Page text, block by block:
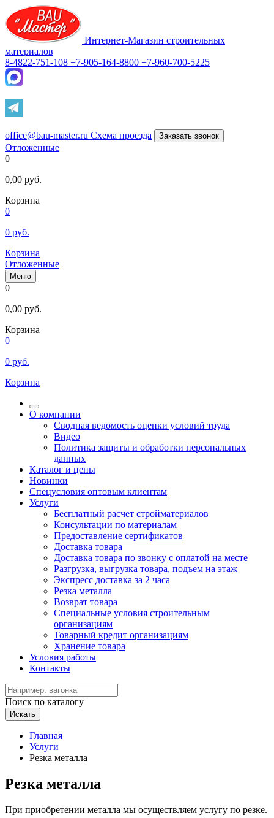
Интернет-Магазин строительных
материалов
8-4822-751-108 +7-905-164-8800 +7-960-700-5225
office@bau-master.ru Схема проезда Заказать звонок
Отложенные
0
0,00 руб.
Корзина
0
0 руб.
Корзина
Отложенные
Меню
0
0,00 руб.
Корзина
0
0 руб.
Корзина
О компании
Сводная ведомость оценки условий труда
Видео
Политика защиты и обработки персональных
данных
Каталог и цены
Новинки
Спецусловия оптовым клиентам
Услуги
Бесплатный расчет стройматериалов
Консультации по материалам
Предоставление сертификатов
Доставка товара
Доставка товара по звонку с оплатой на месте
Разгрузка, выгрузка товара, подъем на этаж
Экспресс доставка за 2 часа
Резка металла
Возврат товара
Специальные условия строительным
организациям
Товарный кредит организациям
Хранение товара
Условия работы
Контакты
Поиск по каталогу
Искать
Главная
Услуги
Резка металла
Резка металла
При приобретении металла мы осуществляем услугу по резке.